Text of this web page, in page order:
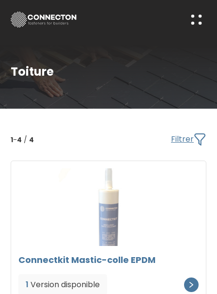
Toiture
1-4 / 4 Filtrer
Connectkit Mastic-colle EPDM
1 Version disponible